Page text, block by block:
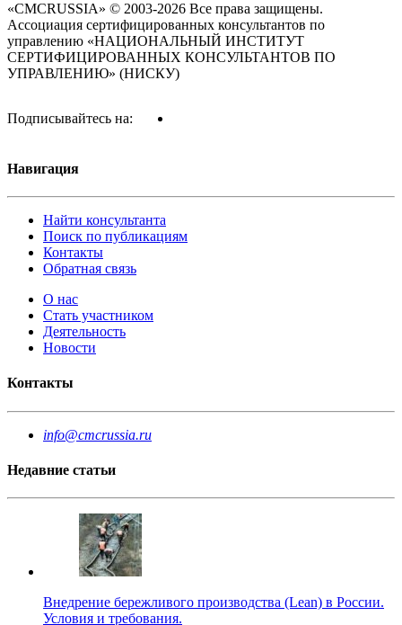
«CMCRUSSIA» © 2003-2026 Все права защищены.
Ассоциация сертифицированных консультантов по
управлению «НАЦИОНАЛЬНЫЙ ИНСТИТУТ
СЕРТИФИЦИРОВАННЫХ КОНСУЛЬТАНТОВ ПО
УПРАВЛЕНИЮ» (НИСКУ)
Подписывайтесь на:
Навигация
Найти консультанта
Поиск по публикациям
Контакты
Обратная связь
О нас
Стать участником
Деятельность
Новости
Контакты
info@cmcrussia.ru
Недавние статьи
Внедрение бережливого производства (Lean) в России.
Условия и требования.